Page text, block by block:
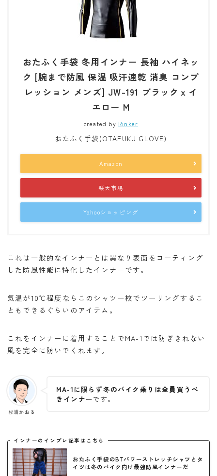
おたふく手袋 冬用インナー 長袖 ハイネッ
ク [腕まで防風 保温 吸汗速乾 消臭 コンプ
レッション メンズ] JW-191 ブラックｘイ
エロー M
created by Rinker
おたふく手袋(OTAFUKU GLOVE)
Amazon
楽天市場
Yahooショッピング
これは一般的なインナーとは異なり表面をコーティング
した防風性能に特化したインナーです。
気温が10℃程度ならこのシャツ一枚でツーリングするこ
ともできるぐらいのアイテム。
これをインナーに着用することでMA-1では防ぎきれない
風を完全に防いでくれます。
杉浦かおる
MA-1に限らず冬のバイク乗りは全員買うべ
きインナーです。
インナーのインプレ記事はこちら
おたふく手袋のBTパワーストレッチシャツとタ
イツは冬のバイク向け最強防風インナーだ